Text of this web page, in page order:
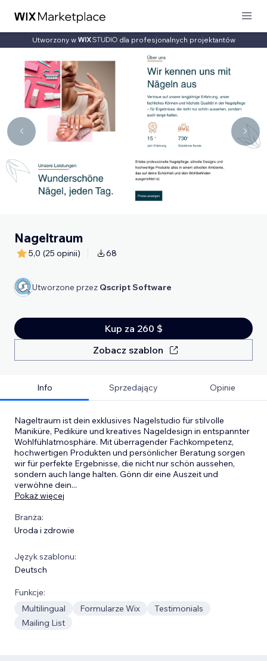
Utworzony w dla profesjonalnych projektantów
Nageltraum
5,0 (25 opinii) 68
Utworzone przez Qscript Software
Kup za 260 $
Zobacz szablon
Info Sprzedający Opinie
Nageltraum ist dein exklusives Nagelstudio für stilvolle
Maniküre, Pediküre und kreatives Nageldesign in entspannter
Wohlfühlatmosphäre. Mit überragender Fachkompetenz,
hochwertigen Produkten und persönlicher Beratung sorgen
wir für perfekte Ergebnisse, die nicht nur schön aussehen,
sondern auch lange halten. Gönn dir eine Auszeit und
verwöhne dein...
Pokaż więcej
Branża:
Uroda i zdrowie
Język szablonu:
Deutsch
Funkcje:
Multilingual
Formularze Wix
Testimonials
Mailing List